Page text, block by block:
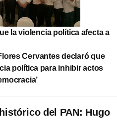
la violencia política afecta a
Cervantes declaró que
política para inhibir actos
del PAN: Hugo